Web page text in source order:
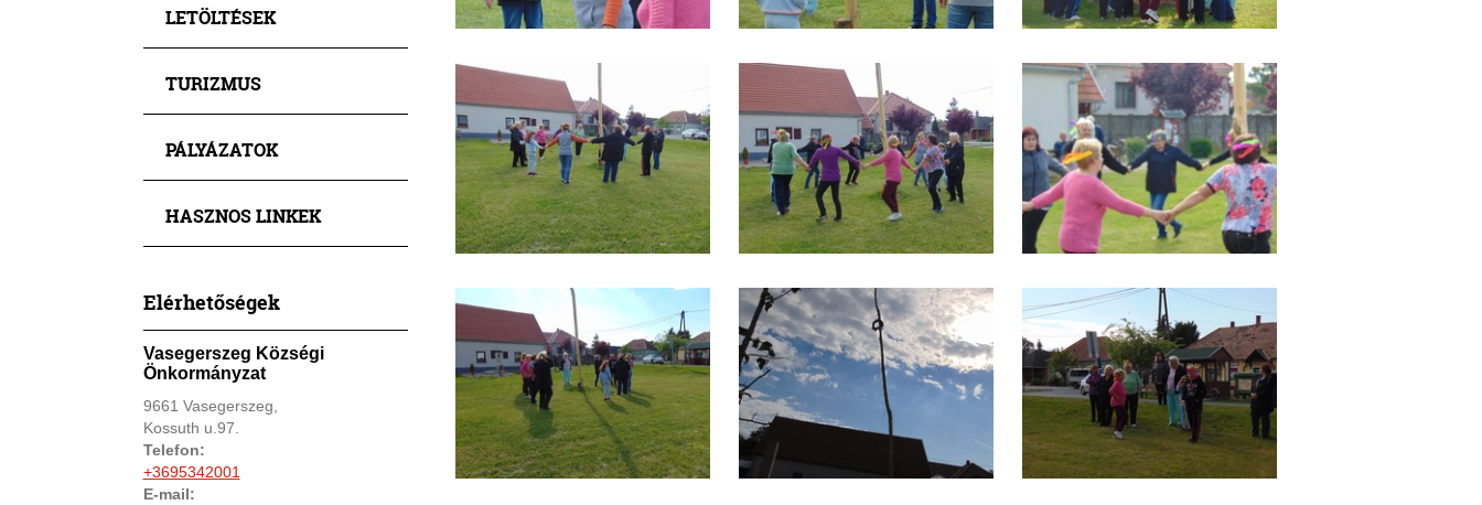
LETÖLTÉSEK
TURIZMUS
PÁLYÁZATOK
HASZNOS LINKEK
Elérhetőségek
Vasegerszeg Községi
Önkormányzat
9661 Vasegerszeg,
Kossuth u.97.
Telefon:
+3695342001
E-mail: